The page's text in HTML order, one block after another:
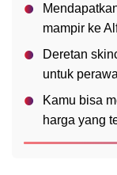
mampir ke
Deretan
untuk
Kamu bisa
harga yang